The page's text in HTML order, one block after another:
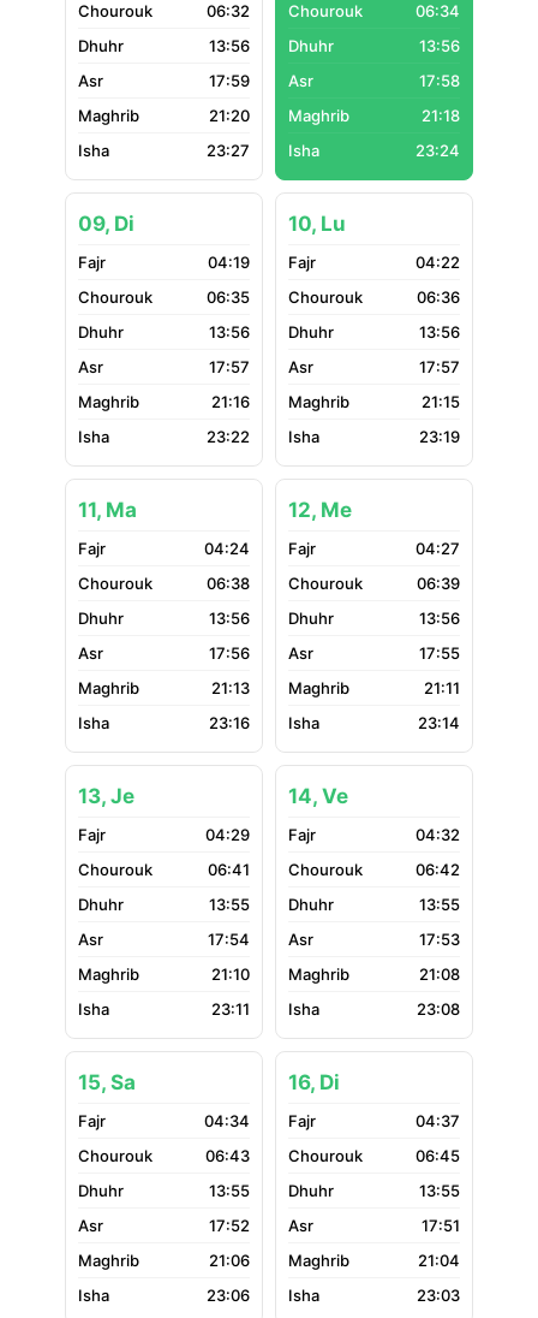
06:32
13:56
17:59
21:20
23:27
06:34
13:56
17:58
21:18
23:24
09, Di
04:19
06:35
13:56
17:57
21:16
23:22
10, Lu
04:22
06:36
13:56
17:57
21:15
23:19
11, Ma
04:24
06:38
13:56
17:56
21:13
23:16
12, Me
04:27
06:39
13:56
17:55
21:11
23:14
13, Je
04:29
06:41
13:55
17:54
21:10
23:11
14, Ve
04:32
06:42
13:55
17:53
21:08
23:08
15, Sa
04:34
06:43
13:55
17:52
21:06
23:06
16, Di
04:37
06:45
13:55
17:51
21:04
23:03